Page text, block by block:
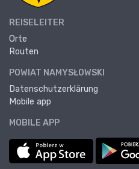
REISELEITER
Orte
Routen
POWIAT NAMYSŁOWSKI
Datenschutzerklärung
Mobile app
MOBILE APP